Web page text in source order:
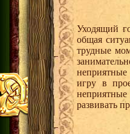
Уходящий
общая
трудные
игру в
развивать